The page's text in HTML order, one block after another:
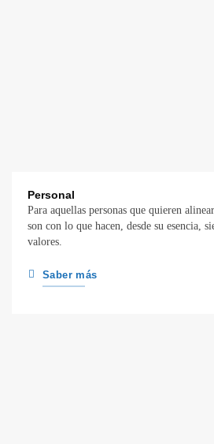
Personal
Para aquellas personas que quieren
son con lo que hacen, desde su esencia,
valores.
Saber más